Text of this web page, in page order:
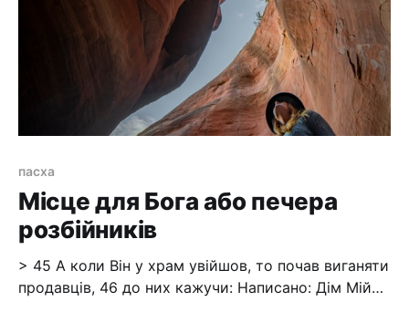
пасха
Місце для Бога або печера
розбійників
> 45 А коли Він у храм увійшов, то почав виганяти
продавців, 46 до них кажучи: Написано: Дім Мій